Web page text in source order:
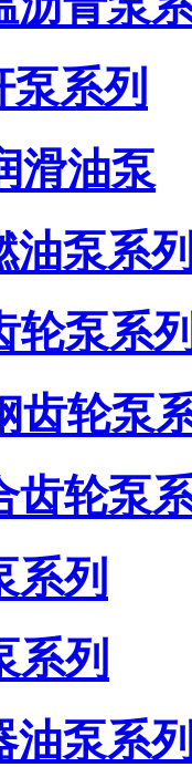
系列
滑油泵
油泵系
轮泵系
齿轮泵
齿轮泵
系列
系列
油泵系